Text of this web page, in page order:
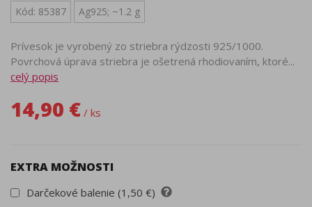
Kód: 85387 Ag925; ~1.2 g
Prívesok je vyrobený zo striebra rýdzosti 925/1000.
Povrchová úprava striebra je ošetrená rhodiovaním, ktoré...
celý popis
14,90 € / ks
EXTRA MOŽNOSTI
Darčekové balenie (1,50 €)